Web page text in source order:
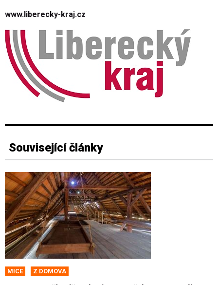
www.liberecky-kraj.cz
Související články
MICE Z DOMOVA